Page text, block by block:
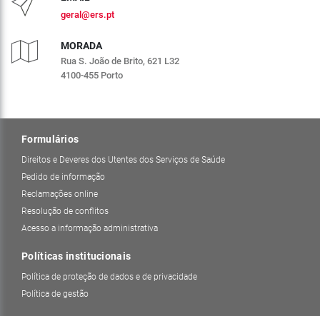
geral@ers.pt
MORADA
Rua S. João de Brito, 621 L32
4100-455 Porto
Formulários
Direitos e Deveres dos Utentes dos Serviços de Saúde
Pedido de informação
Reclamações online
Resolução de conflitos
Acesso a informação administrativa
Políticas institucionais
Política de proteção de dados e de privacidade
Política de gestão